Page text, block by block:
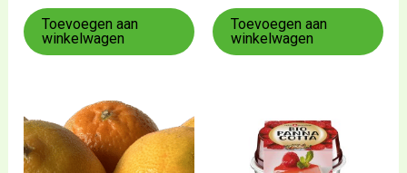
uit
5
Toevoegen aan
winkelwagen
uit
5
Toevoegen aan
winkelwagen